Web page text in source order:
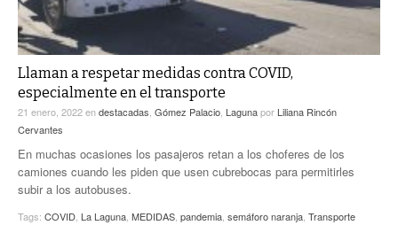
Llaman a respetar medidas contra COVID,
especialmente en el transporte
21 enero, 2022endestacadas, Gómez Palacio, Lagunapor Liliana Rincón
Cervantes
En muchas ocasiones los pasajeros retan a los choferes de los
camiones cuando les piden que usen cubrebocas para permitirles
subir a los autobuses.
Tags: COVID, La Laguna, MEDIDAS, pandemia, semáforo naranja, Transporte